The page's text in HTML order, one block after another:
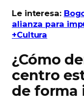
Le interesa:
alianza para
+Cultura
¿Cómo
centro
de forma